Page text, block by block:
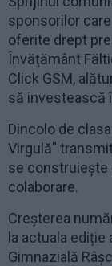
sponsorilor
oferite drept
Învățământ
Click GSM,
să investească
Dincolo de
Virgulă”
se construiește
colaborare.
Creșterea
la actuala ediție
Gimnazială